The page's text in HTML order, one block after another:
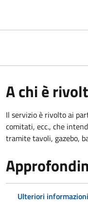
A chi è
Il servizio è rivolto ai
comitati, ecc., che
tramite tavoli, gazebo,
Ulteriori informazioni